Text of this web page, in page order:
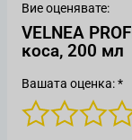
Вие оценявате:
VELNEA
коса, 200 мл
Вашата оценка: *